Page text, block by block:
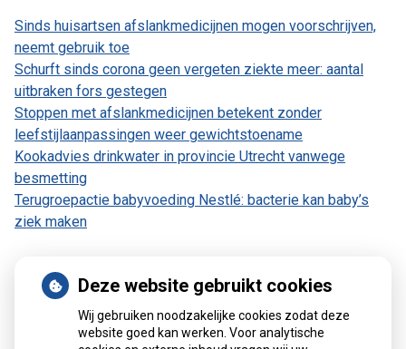
Sinds huisartsen afslankmedicijnen mogen voorschrijven,
neemt gebruik toe
Schurft sinds corona geen vergeten ziekte meer: aantal
uitbraken fors gestegen
Stoppen met afslankmedicijnen betekent zonder
leefstijlaanpassingen weer gewichtstoename
Kookadvies drinkwater in provincie Utrecht vanwege
besmetting
Terugroepactie babyvoeding Nestlé: bacterie kan baby’s
ziek maken
Patiëntenomgeving
Deze website gebruikt cookies
Wij gebruiken noodzakelijke cookies zodat deze
website goed kan werken. Voor analytische